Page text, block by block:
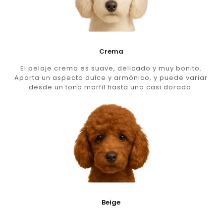
Crema
El pelaje crema es suave, delicado y muy bonito.
Aporta un aspecto dulce y armónico, y puede variar
desde un tono marfil hasta uno casi dorado.
Beige